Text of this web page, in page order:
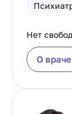
Нет
О враче